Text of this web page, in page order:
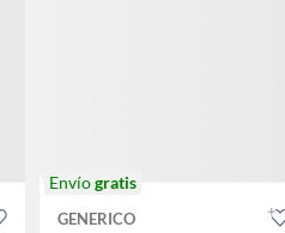
Envíogratis
GENERICO